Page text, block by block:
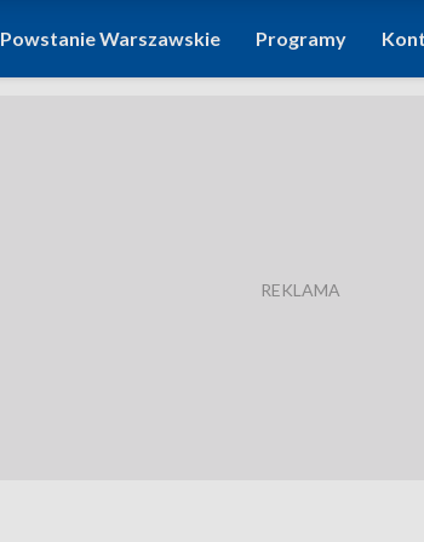
Powstanie Warszawskie Programy